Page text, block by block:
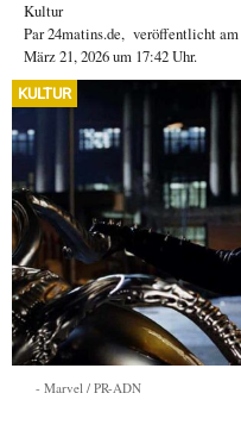
Kultur
Par24matins.de, veröffentlicht am
März 21, 2026 um 17:42 Uhr.
KULTUR
Marvel / PR-ADN